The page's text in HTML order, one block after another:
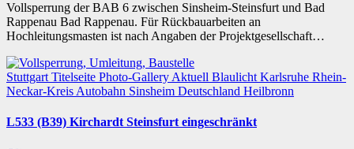
Vollsperrung der BAB 6 zwischen Sinsheim-Steinsfurt und Bad
Rappenau Bad Rappenau. Für Rückbauarbeiten an
Hochleitungsmasten ist nach Angaben der Projektgesellschaft…
Stuttgart Titelseite Photo-Gallery Aktuell Blaulicht Karlsruhe Rhein-
Neckar-Kreis Autobahn Sinsheim Deutschland Heilbronn
L533 (B39) Kirchardt Steinsfurt eingeschränkt